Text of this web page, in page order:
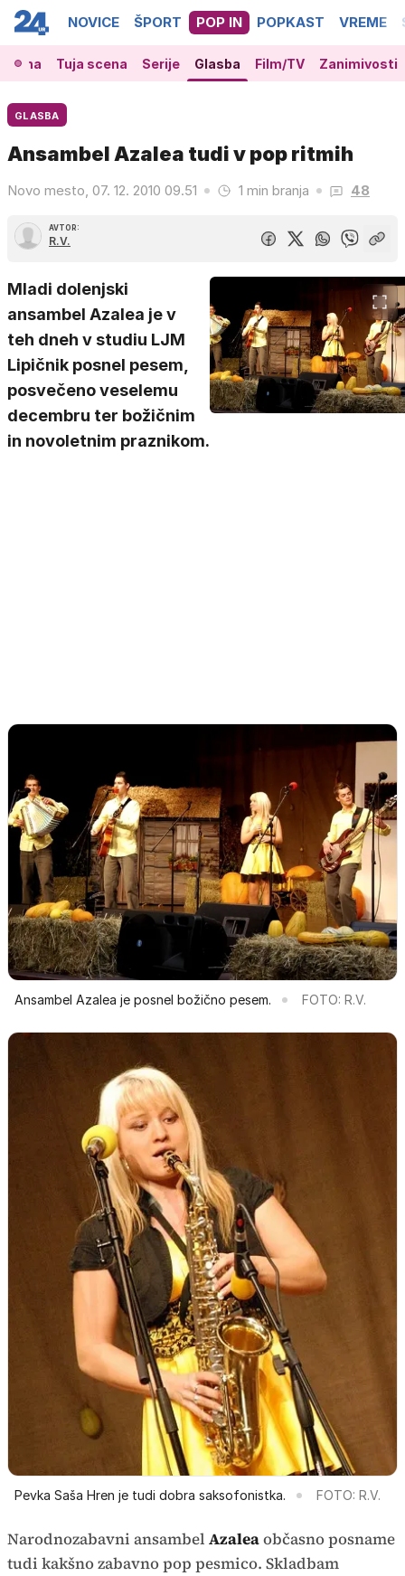
NOVICE ŠPORT POP IN POPKAST VREME
Tuja scena Serije Glasba Film/TV Zanimivosti
GLASBA
Ansambel Azalea tudi v pop ritmih
Novo mesto, 07. 12. 2010 09.51 1 min branja 48
AVTOR:
R.V.
Mladi dolenjski
ansambel Azalea je v
teh dneh v studiu LJM
Lipičnik posnel pesem,
posvečeno veselemu
decembru ter božičnim
in novoletnim praznikom.
Ansambel Azalea je posnel božično pesem. FOTO: R.V.
Pevka Saša Hren je tudi dobra saksofonistka. FOTO: R.V.
Narodnozabavni ansambel Azaleaobčasno posname
tudi kakšno zabavno pop pesmico. Skladbam